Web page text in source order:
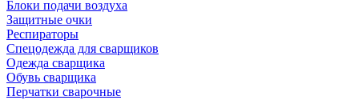
Блоки подачи воздуха
Защитные очки
Респираторы
Спецодежда для сварщиков
Одежда сварщика
Обувь сварщика
Перчатки сварочные